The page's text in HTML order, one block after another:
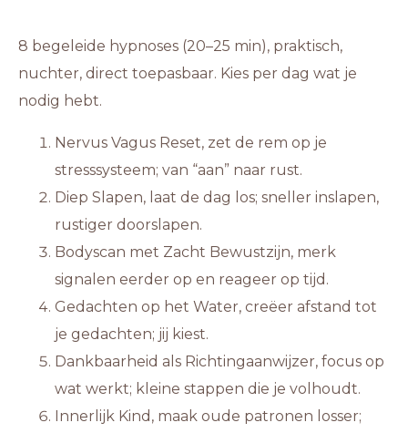
8 begeleide hypnoses (20–25 min), praktisch,
nuchter, direct toepasbaar. Kies per dag wat je
nodig hebt.
Nervus Vagus Reset, zet de rem op je
stresssysteem; van “aan” naar rust.
Diep Slapen, laat de dag los; sneller inslapen,
rustiger doorslapen.
Bodyscan met Zacht Bewustzijn, merk
signalen eerder op en reageer op tijd.
Gedachten op het Water, creëer afstand tot
je gedachten; jij kiest.
Dankbaarheid als Richtingaanwijzer, focus op
wat werkt; kleine stappen die je volhoudt.
Innerlijk Kind, maak oude patronen losser;